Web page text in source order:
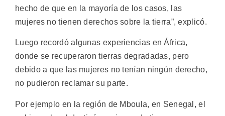
hecho de que en la mayoría de los casos, las
mujeres no tienen derechos sobre la tierra”, explicó.
Luego recordó algunas experiencias en África,
donde se recuperaron tierras degradadas, pero
debido a que las mujeres no tenían ningún derecho,
no pudieron reclamar su parte.
Por ejemplo en la región de Mboula, en Senegal, el